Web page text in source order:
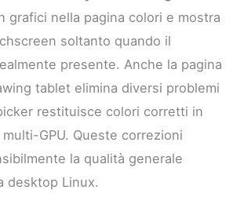
grafici nella pagina colori e mostra
soltanto quando il
presente. Anche la pagina
tablet elimina diversi problemi
restituisce colori corretti in
GPU. Queste correzioni
la qualità generale
desktop Linux.